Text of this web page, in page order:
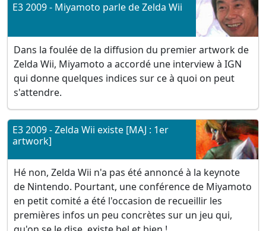
E3 2009 - Miyamoto parle de Zelda Wii
Dans la foulée de la diffusion du premier artwork de
Zelda Wii, Miyamoto a accordé une interview à IGN
qui donne quelques indices sur ce à quoi on peut
s'attendre.
E3 2009 - Zelda Wii existe [MAJ : 1er
artwork]
Hé non, Zelda Wii n'a pas été annoncé à la keynote
de Nintendo. Pourtant, une conférence de Miyamoto
en petit comité a été l'occasion de recueillir les
premières infos un peu concrètes sur un jeu qui,